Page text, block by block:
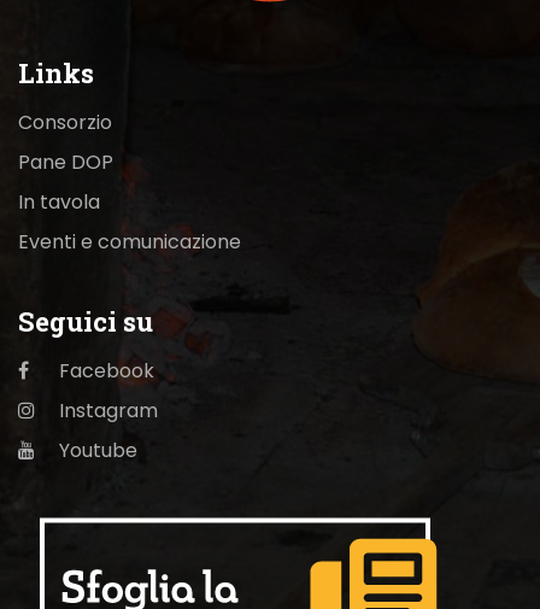
Links
Consorzio
Pane DOP
In tavola
Eventi e comunicazione
Seguici su
Facebook
Instagram
Youtube